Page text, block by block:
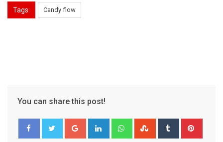
Tags: Candy flow
You can share this post!
Google+ LinkedIn WhatsappStumbleUpon
Tumblr